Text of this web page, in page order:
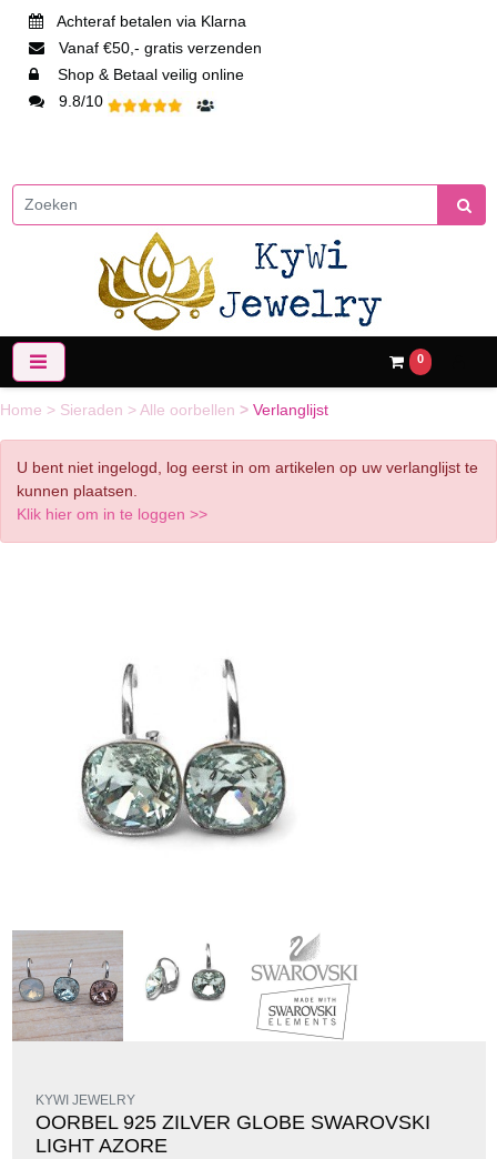
Achteraf betalen via Klarna
Vanaf €50,- gratis verzenden
Shop & Betaal veilig online
9.8/10
0
Home > Sieraden >Alle oorbellen > Verlanglijst
U bent niet ingelogd, log eerst in om artikelen op uw verlanglijst te
kunnen plaatsen.
Klik hier om in te loggen >>
KYWI JEWELRY
OORBEL 925 ZILVER GLOBE SWAROVSKI
LIGHT AZORE